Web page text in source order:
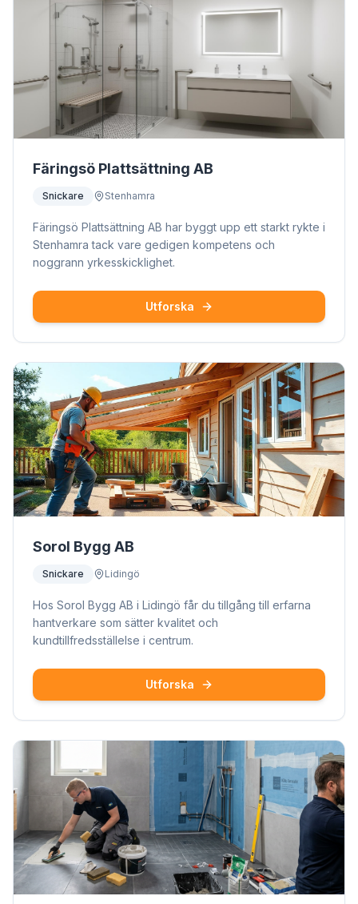
Färingsö Plattsättning AB
Snickare Stenhamra
Färingsö Plattsättning AB har byggt upp ett starkt rykte i
Stenhamra tack vare gedigen kompetens och
noggrann yrkesskicklighet.
Utforska
Sorol Bygg AB
Snickare Lidingö
Hos Sorol Bygg AB i Lidingö får du tillgång till erfarna
hantverkare som sätter kvalitet och
kundtillfredsställelse i centrum.
Utforska